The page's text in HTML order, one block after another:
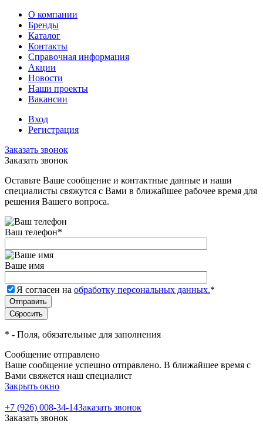
О компании
Бренды
Каталог
Контакты
Справочная информация
Акции
Новости
Наши проекты
Вакансии
Вход
Регистрация
Заказать звонок
Заказать звонок
Оставьте Ваше сообщение и контактные данные и наши
специалисты свяжутся с Вами в ближайшее рабочее время для
решения Вашего вопроса.
Ваш телефон*
Ваше имя
Я согласен на обработку персональных данных.*
* - Поля, обязательные для заполнения
Сообщение отправлено
Ваше сообщение успешно отправлено. В ближайшее время с
Вами свяжется наш специалист
Закрыть окно
+7 (926) 008-34-14Заказать звонок
Заказать звонок